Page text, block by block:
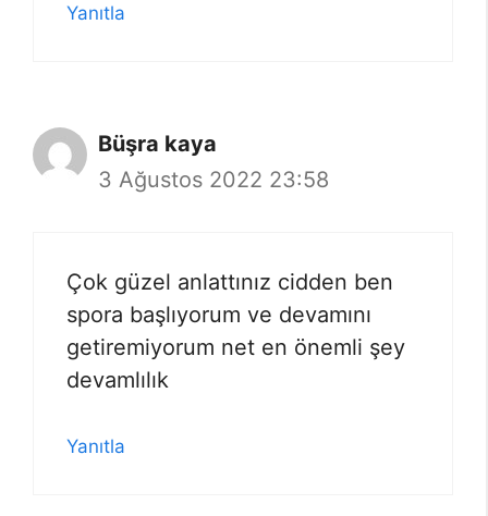
Yanıtla
Büşra kaya
3 Ağustos 2022 23:58
Çok güzel anlattınız cidden ben
spora başlıyorum ve devamını
getiremiyorum net en önemli şey
devamlılık
Yanıtla